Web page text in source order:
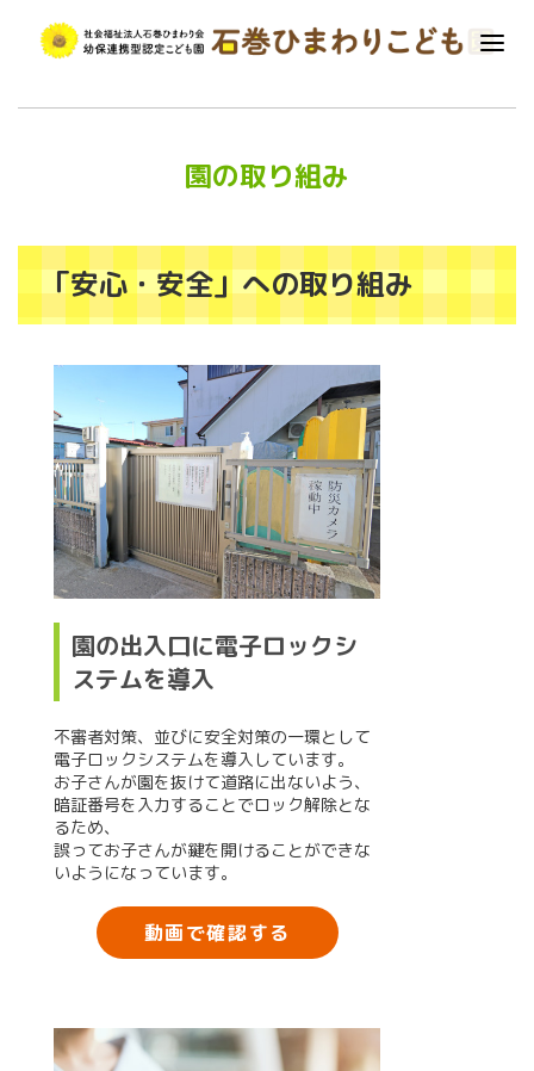
園の取り組み
「安心・安全」への取り組み
園の出入口に電子ロックシ
ステムを導入
不審者対策、並びに安全対策の一環として
電子ロックシステムを導入しています。
お子さんが園を抜けて道路に出ないよう、
暗証番号を入力することでロック解除とな
るため、
誤ってお子さんが鍵を開けることができな
いようになっています。
動画で確認する